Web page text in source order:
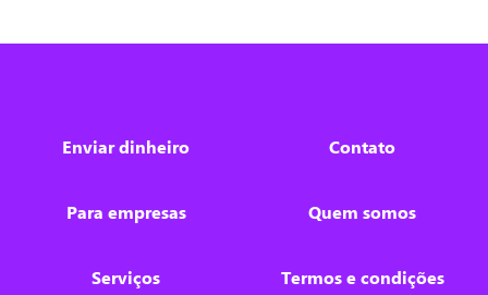
Enviar dinheiro
Para empresas
Serviços
Contato
Quem somos
Termos e condições